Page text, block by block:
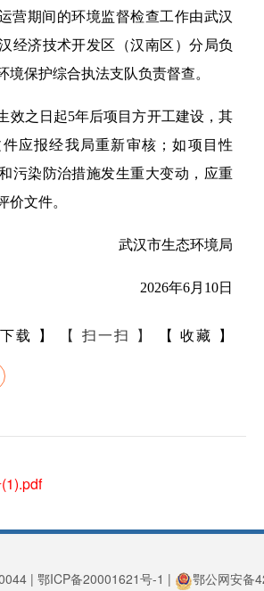
营期间的环境监督检查工作由武汉
经济技术开发区（汉南区）分局负
境保护综合执法支队负责督查。
效之日起5年后项目方开工建设，其
应报经我局重新审核；如项目性
污染防治措施发生重大变动，应重
价文件。
武汉市生态环境局
2026年6月10日
载 】 【 扫一扫 】 【 收藏 】
| 鄂ICP备20001621号-1 | 鄂公网安备